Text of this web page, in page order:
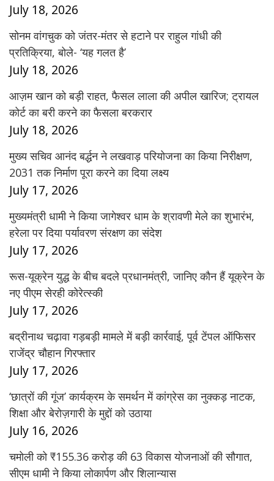
July 18, 2026
सोनम वांगचुक को जंतर-मंतर से हटाने पर राहुल गांधी की
प्रतिक्रिया, बोले- ‘यह गलत है’
July 18, 2026
आज़म खान को बड़ी राहत, फैसल लाला की अपील खारिज; ट्रायल
कोर्ट का बरी करने का फैसला बरकरार
July 18, 2026
मुख्य सचिव आनंद बर्द्धन ने लखवाड़ परियोजना का किया निरीक्षण,
2031 तक निर्माण पूरा करने का दिया लक्ष्य
July 17, 2026
मुख्यमंत्री धामी ने किया जागेश्वर धाम के श्रावणी मेले का शुभारंभ,
हरेला पर दिया पर्यावरण संरक्षण का संदेश
July 17, 2026
रूस-यूक्रेन युद्ध के बीच बदले प्रधानमंत्री, जानिए कौन हैं यूक्रेन के
नए पीएम सेरही कोरेत्स्की
July 17, 2026
बद्रीनाथ चढ़ावा गड़बड़ी मामले में बड़ी कार्रवाई, पूर्व टेंपल ऑफिसर
राजेंद्र चौहान गिरफ्तार
July 17, 2026
‘छात्रों की गूंज’ कार्यक्रम के समर्थन में कांग्रेस का नुक्कड़ नाटक,
शिक्षा और बेरोज़गारी के मुद्दों को उठाया
July 16, 2026
चमोली को ₹155.36 करोड़ की 63 विकास योजनाओं की सौगात,
सीएम धामी ने किया लोकार्पण और शिलान्यास